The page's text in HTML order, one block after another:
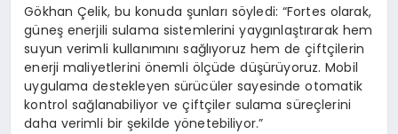
Gökhan Çelik, bu konuda şunları söyledi: “Fortes olarak,
güneş enerjili sulama sistemlerini yaygınlaştırarak hem
suyun verimli kullanımını sağlıyoruz hem de çiftçilerin
enerji maliyetlerini önemli ölçüde düşürüyoruz. Mobil
uygulama destekleyen sürücüler sayesinde otomatik
kontrol sağlanabiliyor ve çiftçiler sulama süreçlerini
daha verimli bir şekilde yönetebiliyor.”